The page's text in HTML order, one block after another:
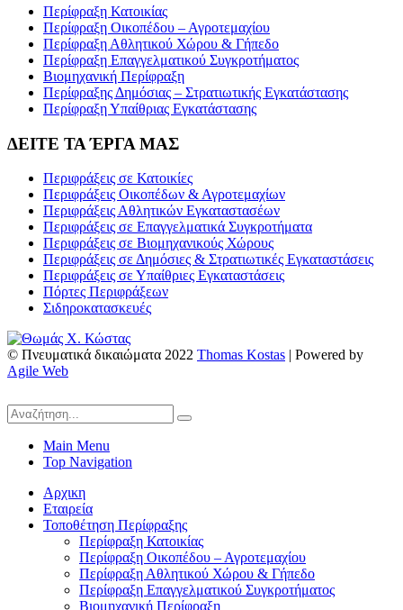
Περίφραξη Κατοικίας
Περίφραξη Οικοπέδου – Αγροτεμαχίου
Περίφραξη Αθλητικού Χώρου & Γήπεδο
Περίφραξη Επαγγελματικού Συγκροτήματος
Βιομηχανική Περίφραξη
Περίφραξης Δημόσιας – Στρατιωτικής Εγκατάστασης
Περίφραξη Υπαίθριας Εγκατάστασης
ΔΕΙΤΕ ΤΑ ΈΡΓΑ ΜΑΣ
Περιφράξεις σε Κατοικίες
Περιφράξεις Οικοπέδων & Αγροτεμαχίων
Περιφράξεις Αθλητικών Εγκαταστασέων
Περιφράξεις σε Επαγγελματικά Συγκροτήματα
Περιφράξεις σε Βιομηχανικούς Χώρους
Περιφράξεις σε Δημόσιες & Στρατιωτικές Εγκαταστάσεις
Περιφράξεις σε Υπαίθριες Εγκαταστάσεις
Πόρτες Περιφράξεων
Σιδηροκατασκευές
© Πνευματικά δικαιώματα 2022 Thomas Kostas | Powered by
Agile Web
Main Menu
Top Navigation
Αρχικη
Εταιρεία
Τοποθέτηση Περίφραξης
Περίφραξη Κατοικίας
Περίφραξη Οικοπέδου – Αγροτεμαχίου
Περίφραξη Αθλητικού Χώρου & Γήπεδο
Περίφραξη Επαγγελματικού Συγκροτήματος
Βιομηχανική Περίφραξη